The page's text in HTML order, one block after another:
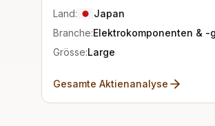
Land:
Japan
Branche:Elektrokomponenten & -
Grösse:Large
Gesamte Aktienanalyse